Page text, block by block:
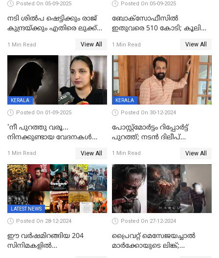
Posted On 05-09-2025
നടി ശിൽപ ഷെട്ടിക്കും രാജ്
കുന്ദ്രയ്ക്കും എതിരെ ലുക്ക്
1 Min Read View All
Posted On 05-09-2025
ബോക്സോഫീസിൽ
ഇതുവരെ 510 കോടി; കൂലി
തീയതി പുറത്ത്
1 Min Read View All
KERALA
Posted On 01-09-2025
'നീ പുറത്തു വരൂ...
നിനക്കുണ്ടായ വേദനകള്‍
'കരയേണ്ടതും ഒറ്റപ്പെടേണ്ടതും
വേട്ടക്കാരനാണ്, വേദനകള്‍
സധൈര്യം പറയു;
പെണ്‍കുട്ടിയോട് റിനി ആര്‍
ജോര്‍ജ്
1 Min Read View All
KERALA
Posted On 30-12-2024
പോസ്റ്റ്‌മോര്‍ട്ടം റിപ്പോര്‍ട്ട്
പുറത്ത്; നടൻ ദിലീപ്
ആന്തരിക രക്തസ്രാവം
1 Min Read View All
LATEST NEWS
Posted On 28-12-2024
ഈ വർഷമിറങ്ങിയ 204
സിനിമകളിൽ
Posted On 27-12-2024
പ്രൈവറ്റ് മെസേജയച്ചാല്‍
മാർക്കോയുടെ ലിങ്ക്;